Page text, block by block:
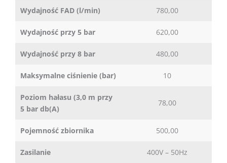
Wydajność FAD (l/min) 780,00
Wydajność przy 5 bar 620,00
Wydajność przy 8 bar 480,00
Maksymalne ciśnienie (bar) 10
Poziom hałasu (3,0 m przy
5 bar db(A)
78,00
Pojemność zbiornika 500,00
Zasilanie 400V – 50Hz